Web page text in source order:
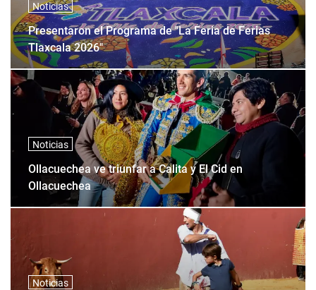
Noticias
Presentaron el Programa de "La Feria de Ferias
Tlaxcala 2026"
Noticias
Ollacuechea ve triunfar a Calita y El Cid en
Ollacuechea
Noticias